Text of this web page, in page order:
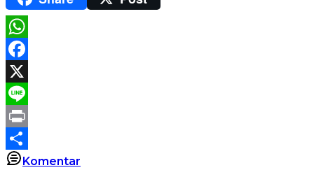
WhatsApp
Facebook
X
Line
Print
ShareKomentar